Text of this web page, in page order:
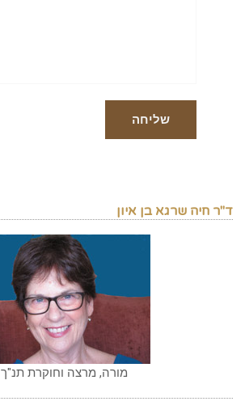
ד"ר חיה שרגא בן איון
מורה, מרצה וחוקרת תנ"ך